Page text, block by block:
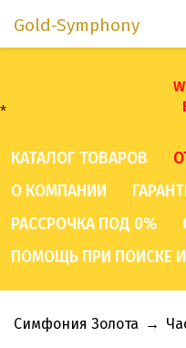
*
Gold-Symphony
КАТАЛОГ ТОВАРОВ
О КОМПАНИИ
РАССРОЧКА ПОД 0%
ПОМОЩЬ ПРИ ПОИСКЕ
Симфония Золота →